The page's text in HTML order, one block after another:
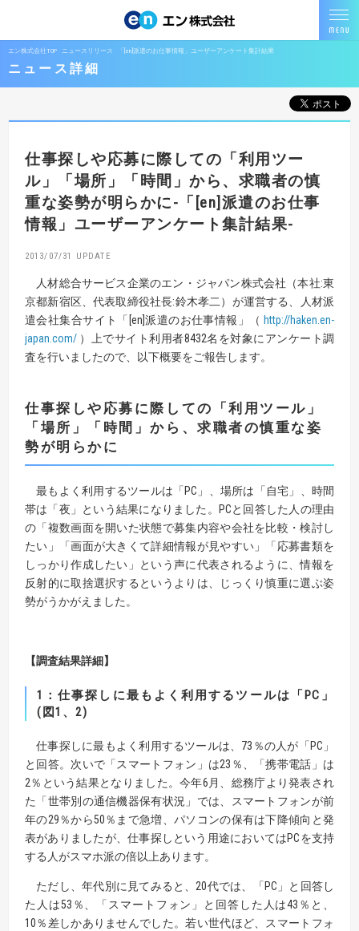
エン株式会社TOP ニュースリリース 「[en]派遣のお仕事情報」ユーザーアンケート集計結果
ニュース詳細
仕事探しや応募に際しての「利用ツー
ル」「場所」「時間」から、 求職者の慎
重な姿勢が明らかに-「[en]派遣のお仕事
情報」ユーザーアンケート集計結果-
2013/07/31
人材総合サービス企業のエン・ジャパン株式会社（本社:東
京都新宿区、代表取締役社長:鈴木孝二）が運営する、人材派
遣会社集合サイト「[en]派遣のお仕事情報」（ http://haken.en-
japan.com/ ）上でサイト利用者8432名を対象にアンケート調
査を行いましたので、以下概要をご報告します。
仕事探しや応募に際しての「利用ツール」
「場所」「時間」から、求職者の慎重な姿
勢が明らかに
最もよく利用するツールは「PC」、場所は「自宅」、時間
帯は「夜」という結果になりました。PCと回答した人の理由
の「複数画面を開いた状態で募集内容や会社を比較・検討し
たい」「画面が大きくて詳細情報が見やすい」「応募書類を
しっかり作成したい」という声に代表されるように、情報を
反射的に取捨選択するというよりは、じっくり慎重に選ぶ姿
勢がうかがえました。
【調査結果詳細】
1：仕事探しに最もよく利用するツールは「PC」
(図1、2)
仕事探しに最もよく利用するツールは、73％の人が「PC」
と回答。次いで「スマートフォン」は23％、「携帯電話」は
2％という結果となりました。今年6月、総務庁より発表され
た「世帯別の通信機器保有状況」では、スマートフォンが前
年の29％から50％まで急増、パソコンの保有は下降傾向と発
表がありましたが、仕事探しという用途においてはPCを支持
する人がスマホ派の倍以上あります。
ただし、年代別に見てみると、20代では、「PC」と回答し
た人は53％、「スマートフォン」と回答した人は43％と、
10％差しかありませんでした。若い世代ほど、スマートフォ